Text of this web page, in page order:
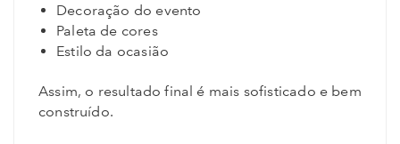
Decoração do evento
Paleta de cores
Estilo da ocasião
Assim, o resultado final é mais sofisticado e bem
construído.